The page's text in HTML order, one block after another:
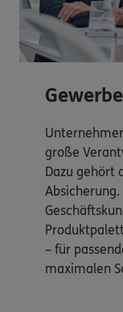
große
Dazu gehört
Absicherung.
– für
maximalen